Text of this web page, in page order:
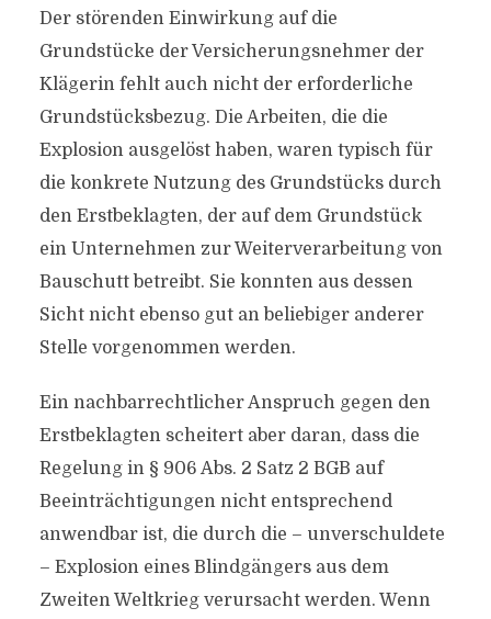
Der störenden Einwirkung auf die
Grundstücke der Versicherungsnehmer der
Klägerin fehlt auch nicht der erforderliche
Grundstücksbezug. Die Arbeiten, die die
Explosion ausgelöst haben, waren typisch für
die konkrete Nutzung des Grundstücks durch
den Erstbeklagten, der auf dem Grundstück
ein Unternehmen zur Weiterverarbeitung von
Bauschutt betreibt. Sie konnten aus dessen
Sicht nicht ebenso gut an beliebiger anderer
Stelle vorgenommen werden.
Ein nachbarrechtlicher Anspruch gegen den
Erstbeklagten scheitert aber daran, dass die
Regelung in § 906 Abs. 2 Satz 2 BGB auf
Beeinträchtigungen nicht entsprechend
anwendbar ist, die durch die – unverschuldete
– Explosion eines Blindgängers aus dem
Zweiten Weltkrieg verursacht werden. Wenn